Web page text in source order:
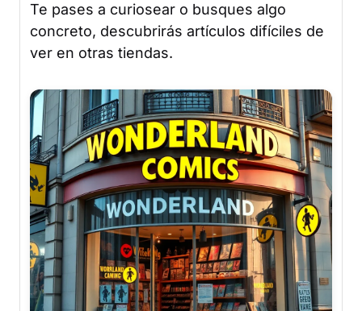
Te pases a curiosear o busques algo
concreto, descubrirás artículos difíciles de
ver en otras tiendas.